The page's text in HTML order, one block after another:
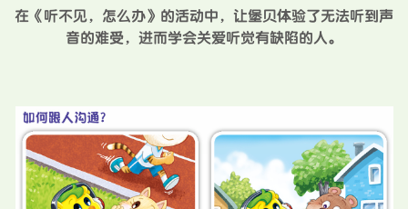
在《听不见，怎么办》的活动中，让堡贝体验了无法听到声
音的难受，进而学会关爱听觉有缺陷的人。